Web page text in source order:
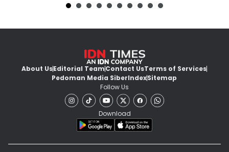
About UsEditorial TeamContact UsTerms of Services
Pedoman Media SiberIndexSitemap
Follow Us
Download